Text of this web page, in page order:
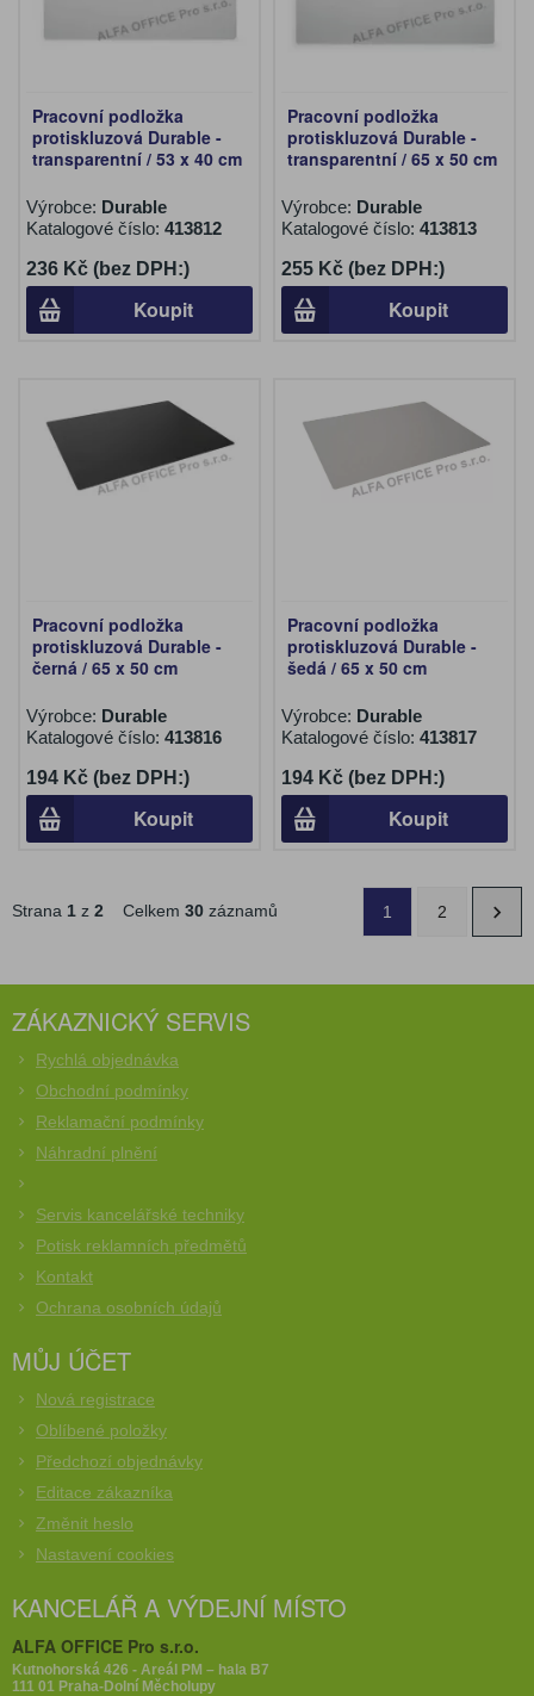
Pracovní podložka
protiskluzová Durable -
transparentní / 53 x 40 cm
Výrobce: Durable
Katalogové číslo: 413812
236 Kč (bez DPH:)
Koupit
Pracovní podložka
protiskluzová Durable -
transparentní / 65 x 50 cm
Výrobce: Durable
Katalogové číslo: 413813
255 Kč (bez DPH:)
Koupit
Pracovní podložka
protiskluzová Durable -
černá / 65 x 50 cm
Výrobce: Durable
Katalogové číslo: 413816
194 Kč (bez DPH:)
Koupit
Pracovní podložka
protiskluzová Durable -
šedá / 65 x 50 cm
Výrobce: Durable
Katalogové číslo: 413817
194 Kč (bez DPH:)
Koupit
Strana 1 z 2 Celkem 30 záznamů 1 2
ZÁKAZNICKÝ SERVIS
Rychlá objednávka
Obchodní podmínky
Reklamační podmínky
Náhradní plnění
Servis kancelářské techniky
Potisk reklamních předmětů
Kontakt
Ochrana osobních údajů
MŮJ ÚČET
Nová registrace
Oblíbené položky
Předchozí objednávky
Editace zákazníka
Změnit heslo
Nastavení cookies
KANCELÁŘ A VÝDEJNÍ MÍSTO
ALFA OFFICE Pro s.r.o.
Kutnohorská 426 - Areál PM – hala B7
111 01 Praha-Dolní Měcholupy